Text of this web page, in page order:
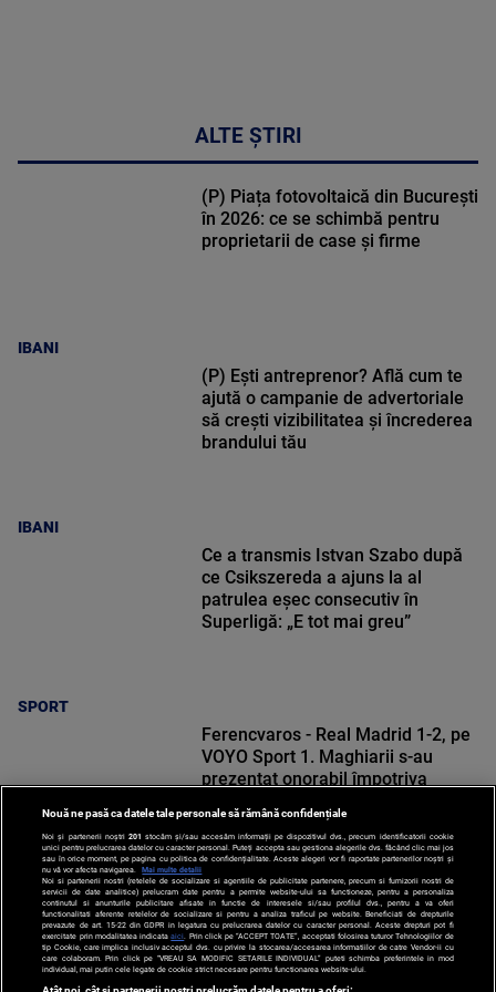
ALTE ȘTIRI
IBANI
(P) Piața fotovoltaică din București
în 2026: ce se schimbă pentru
proprietarii de case și firme
IBANI
(P) Ești antreprenor? Află cum te
ajută o campanie de advertoriale
să crești vizibilitatea și încrederea
brandului tău
SPORT
Ce a transmis Istvan Szabo după
ce Csikszereda a ajuns la al
patrulea eșec consecutiv în
Superligă: „E tot mai greu”
SPORT
Ferencvaros - Real Madrid 1-2, pe
VOYO Sport 1. Maghiarii s-au
prezentat onorabil împotriva
Nouă ne pasă ca datele tale personale să rămână confidențiale
Noi și partenerii noștri 201 stocăm și/sau accesăm informații pe dispozitivul dvs., precum identificatorii cookie
unici pentru prelucrarea datelor cu caracter personal. Puteți accepta sau gestiona alegerile dvs. făcând clic mai jos
sau în orice moment, pe pagina cu politica de confidențialitate. Aceste alegeri vor fi raportate partenerilor noștri și
nu vă vor afecta navigarea.
Mai multe detalii
Noi si partenerii nostri (retelele de socializare si agentiile de publicitate partenere, precum si furnizorii nostri de
servicii de date analitice) prelucram date pentru a permite website-ului sa functioneze, pentru a personaliza
continutul si anunturile publicitare afisate in functie de interesele si/sau profilul dvs., pentru a va oferi
functionalitati aferente retelelor de socializare si pentru a analiza traficul pe website. Beneficiati de drepturile
prevazute de art. 15-22 din GDPR in legatura cu prelucrarea datelor cu caracter personal. Aceste drepturi pot fi
exercitate prin modalitatea indicataaici . Prin click pe “ACCEPT TOATE”, acceptati folosirea tuturor Tehnologiilor de
tip Cookie, care implica inclusiv acceptul dvs. cu privire la stocarea/accesarea informatiilor de catre Vendor-ii cu
care colaboram. Prin click pe “VREAU SA MODIFIC SETARILE INDIVIDUAL” puteti schimba preferintele in mod
individual, mai putin cele legate de cookie strict necesare pentru functionarea website-ului.